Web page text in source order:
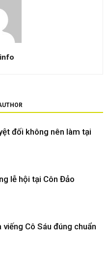
đối không nên làm tại
lễ hội tại Côn Đảo
viếng Cô Sáu đúng chuẩn